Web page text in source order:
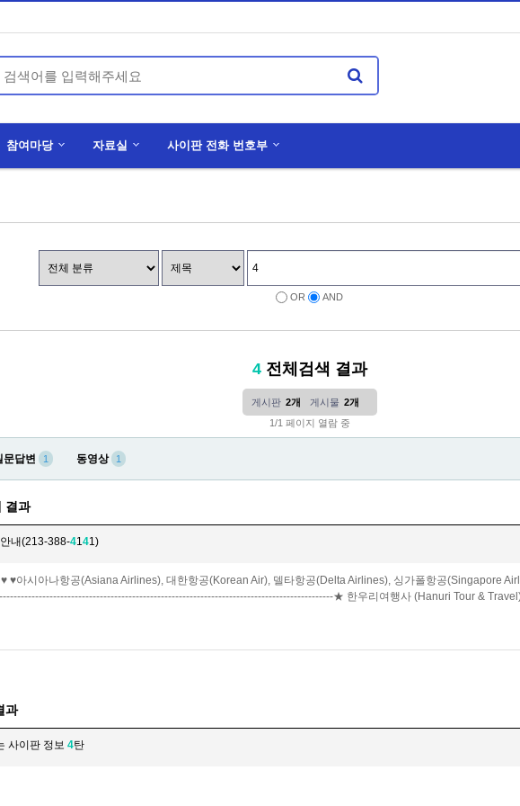
참여마당 자료실 사이판 전화 번호부
OR AND
4전체검색 결과
게시판 2개 게시물 2개
1/1 페이지 열람 중
문답변 1 동영상 1
결과
내(213-388-41 41)
♥아시아나항공(Asiana Airlines), 대한항공(Korean Air), 델타항공(Delta Airlines), 싱가폴항공(Singapore
★ 한우리여행사 (Hanuri Tour &
과
사이판 정보 4탄
기총회 공고